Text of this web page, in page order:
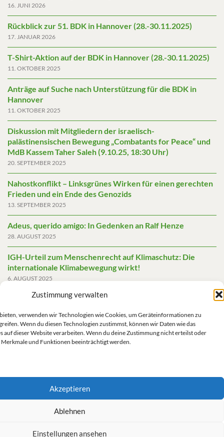
Zustimmung verwalten
verwenden wir Technologien wie Cookies, um Geräteinformationen zu
Wenn du diesen Technologien zustimmst, können wir Daten wie das
auf dieser Website verarbeiten. Wenn du deine Zustimmung nicht erteilst oder
und Funktionen beeinträchtigt werden.
Akzeptieren
Ablehnen
Einstellungen ansehen
16. JUNI 2026
Rückblick zur 51. BDK in Hannover (28.-30.11.2025)
17. JANUAR 2026
T-Shirt-Aktion auf der BDK in Hannover (28.-30.11.2025)
11. OKTOBER 2025
Anträge auf Suche nach Unterstützung für die BDK in
Hannover
11. OKTOBER 2025
Diskussion mit Mitgliedern der israelisch-
palästinensischen Bewegung „Combatants for Peace“ und
MdB Kassem Taher Saleh (9.10.25, 18:30 Uhr)
20. SEPTEMBER 2025
Nahostkonflikt – Linksgrünes Wirken für einen gerechten
Frieden und ein Ende des Genozids
13. SEPTEMBER 2025
Adeus, querido amigo: In Gedenken an Ralf Henze
28. AUGUST 2025
IGH-Urteil zum Menschenrecht auf Klimaschutz: Die
internationale Klimabewegung wirkt!
6. AUGUST 2025
Friedensgutachten 2025
Die AfD mit mehr Demokratie wegregieren
14. MAI 2025
Impressum/Datenschutz
Kontakt/Impressum/Haftungsausschluss/Datenschutz